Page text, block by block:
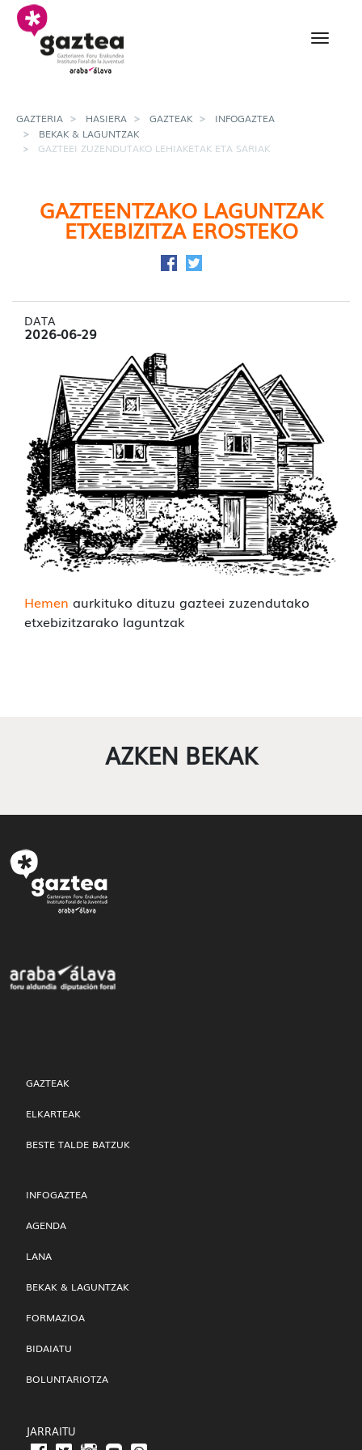
Eduki nagusira joan
Gazteei zuzendutako
GAZTERIA HASIERA GAZTEAK
INFOGAZTEA
BEKAK & LAGUNTZAK
GAZTEEI ZUZENDUTAKO LEHIAKETAK ETA SARIAK
GAZTEENTZAKO LAGUNTZAK
ETXEBIZITZA EROSTEKO
Facebook-en partekatu
Twitter-en partekatu
DATA
2026-06-29
Hemen aurkituko dituzu gazteei zuzendutako
etxebizitzarako laguntzak
AZKEN BEKAK
GAZTEAK
ELKARTEAK
BESTE TALDE BATZUK
INFOGAZTEA
AGENDA
LANA
BEKAK & LAGUNTZAK
FORMAZIOA
BIDAIATU
BOLUNTARIOTZA
JARRAITU